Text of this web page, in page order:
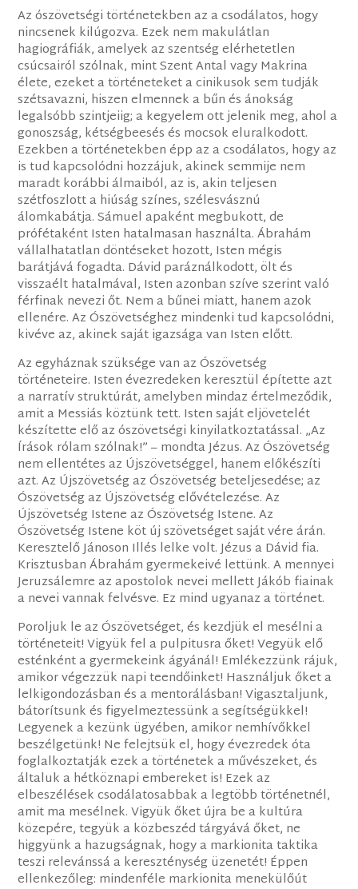
Az ószövetségi történetekben az a csodálatos, hogy
nincsenek kilúgozva. Ezek nem makulátlan
hagiográfiák, amelyek az szentség elérhetetlen
csúcsairól szólnak, mint Szent Antal vagy Makrina
élete, ezeket a történeteket a cinikusok sem tudják
szétsavazni, hiszen elmennek a bűn és ánokság
legalsóbb szintjeiig; a kegyelem ott jelenik meg, ahol a
gonoszság, kétségbeesés és mocsok eluralkodott.
Ezekben a történetekben épp az a csodálatos, hogy az
is tud kapcsolódni hozzájuk, akinek semmije nem
maradt korábbi álmaiból, az is, akin teljesen
szétfoszlott a hiúság színes, szélesvásznú
álomkabátja. Sámuel apaként megbukott, de
prófétaként Isten hatalmasan használta. Ábrahám
vállalhatatlan döntéseket hozott, Isten mégis
barátjává fogadta. Dávid paráználkodott, ölt és
visszaélt hatalmával, Isten azonban szíve szerint való
férfinak nevezi őt. Nem a bűnei miatt, hanem azok
ellenére. Az Ószövetséghez mindenki tud kapcsolódni,
kivéve az, akinek saját igazsága van Isten előtt.
Az egyháznak szüksége van az Ószövetség
történeteire. Isten évezredeken keresztül építette azt
a narratív struktúrát, amelyben mindaz értelmeződik,
amit a Messiás köztünk tett. Isten saját eljövetelét
készítette elő az ószövetségi kinyilatkoztatással. „Az
Írások rólam szólnak!” – mondta Jézus. Az Ószövetség
nem ellentétes az Újszövetséggel, hanem előkészíti
azt. Az Újszövetség az Ószövetség beteljesedése; az
Ószövetség az Újszövetség elővételezése. Az
Újszövetség Istene az Ószövetség Istene. Az
Ószövetség Istene köt új szövetséget saját vére árán.
Keresztelő Jánoson Illés lelke volt. Jézus a Dávid fia.
Krisztusban Ábrahám gyermekeivé lettünk. A mennyei
Jeruzsálemre az apostolok nevei mellett Jákób fiainak
a nevei vannak felvésve. Ez mind ugyanaz a történet.
Poroljuk le az Ószövetséget, és kezdjük el mesélni a
történeteit! Vigyük fel a pulpitusra őket! Vegyük elő
esténként a gyermekeink ágyánál! Emlékezzünk rájuk,
amikor végezzük napi teendőinket! Használjuk őket a
lelkigondozásban és a mentorálásban! Vigasztaljunk,
bátorítsunk és figyelmeztessünk a segítségükkel!
Legyenek a kezünk ügyében, amikor nemhívőkkel
beszélgetünk! Ne felejtsük el, hogy évezredek óta
foglalkoztatják ezek a történetek a művészeket, és
általuk a hétköznapi embereket is! Ezek az
elbeszélések csodálatosabbak a legtöbb történetnél,
amit ma mesélnek. Vigyük őket újra be a kultúra
közepére, tegyük a közbeszéd tárgyává őket, ne
higgyünk a hazugságnak, hogy a markionita taktika
teszi relevánssá a kereszténység üzenetét! Éppen
ellenkezőleg: mindenféle markionita menekülőút